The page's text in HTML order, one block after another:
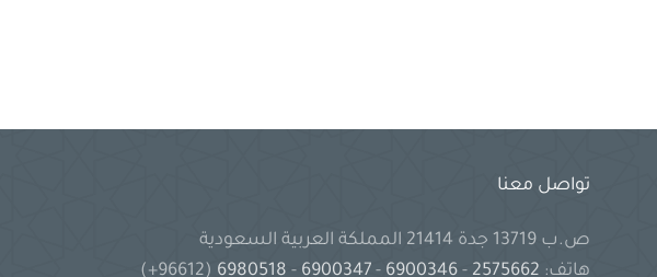
تواصل معنا
ص.ب 13719 جدة 21414 المملكة العربية السعودية
هاتف:
-
6900346
-
6900347
-
(96612+)